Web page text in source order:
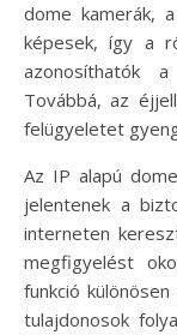
dome kamerák,
képesek, így a
azonosíthatók
Továbbá, az
felügyeletet
Az IP alapú
jelentenek a
interneten
megfigyelést
funkció
tulajdonosok